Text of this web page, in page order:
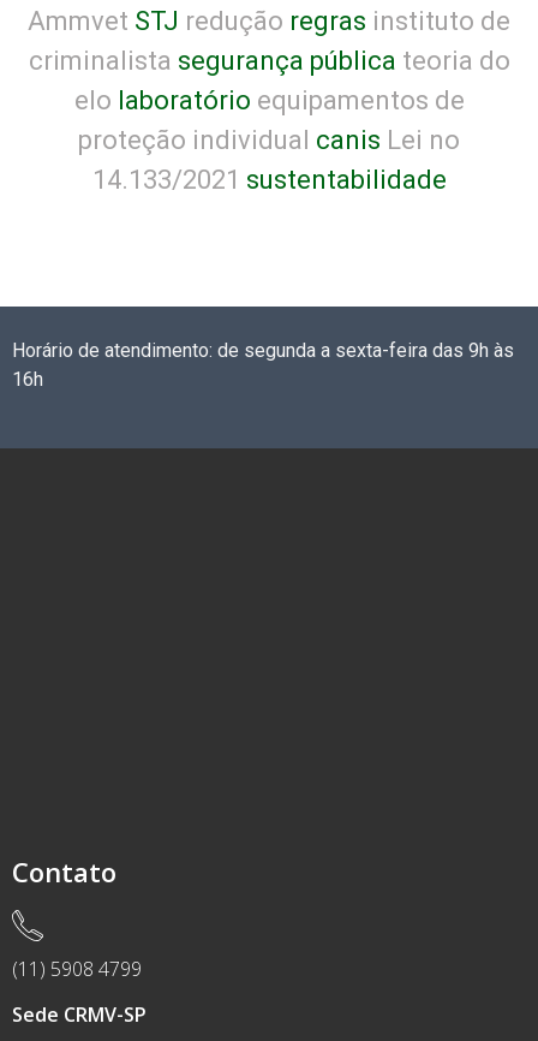
Ammvet STJ redução regras instituto de
criminalista segurança pública teoria do
elo laboratório equipamentos de
proteção individual canis Lei no
14.133/2021 sustentabilidade
Horário de atendimento: de segunda a sexta-feira das 9h às
16h
Contato
(11) 5908 4799
Sede CRMV-SP